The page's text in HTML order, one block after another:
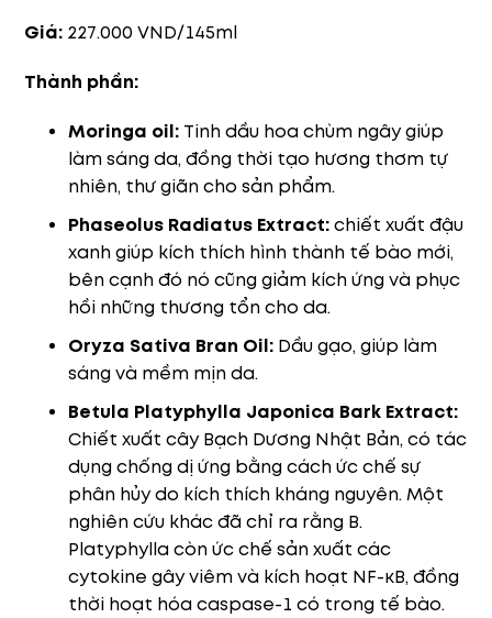
Giá: 227.000 VND/145ml
Thành phần:
Moringa oil: Tinh dầu hoa chùm ngây giúp
làm sáng da, đồng thời tạo hương thơm tự
nhiên, thư giãn cho sản phẩm.
Phaseolus Radiatus Extract:chiết xuất đậu
xanh giúp kích thích hình thành tế bào mới,
bên cạnh đó nó cũng giảm kích ứng và phục
hồi những thương tổn cho da.
Oryza Sativa Bran Oil: Dầu gạo, giúp làm
sáng và mềm mịn da.
Betula Platyphylla Japonica Bark Extract:
Chiết xuất cây Bạch Dương Nhật Bản, có tác
dụng chống dị ứng bằng cách ức chế sự
phân hủy do kích thích kháng nguyên. Một
nghiên cứu khác đã chỉ ra rằng B.
Platyphylla còn ức chế sản xuất các
cytokine gây viêm và kích hoạt NF-κB, đồng
thời hoạt hóa caspase-1 có trong tế bào.